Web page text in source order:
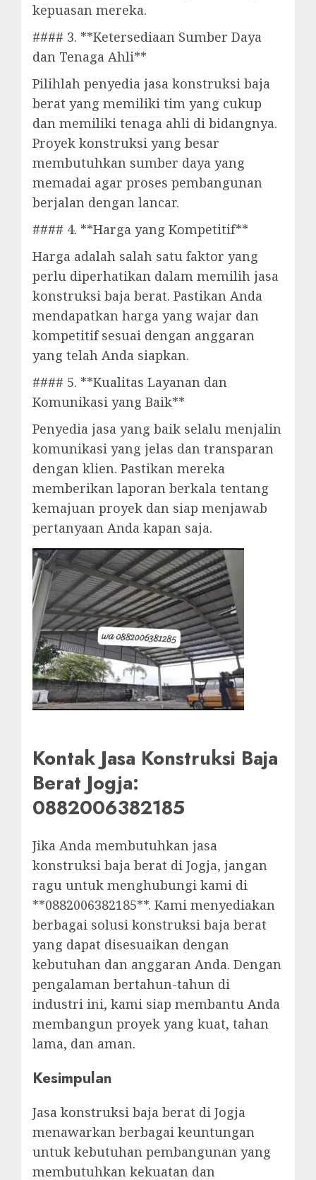
kepuasan mereka.
#### 3. **Ketersediaan Sumber Daya
dan Tenaga Ahli**
Pilihlah penyedia jasa konstruksi baja
berat yang memiliki tim yang cukup
dan memiliki tenaga ahli di bidangnya.
Proyek konstruksi yang besar
membutuhkan sumber daya yang
memadai agar proses pembangunan
berjalan dengan lancar.
#### 4. **Harga yang Kompetitif**
Harga adalah salah satu faktor yang
perlu diperhatikan dalam memilih jasa
konstruksi baja berat. Pastikan Anda
mendapatkan harga yang wajar dan
kompetitif sesuai dengan anggaran
yang telah Anda siapkan.
#### 5. **Kualitas Layanan dan
Komunikasi yang Baik**
Penyedia jasa yang baik selalu menjalin
komunikasi yang jelas dan transparan
dengan klien. Pastikan mereka
memberikan laporan berkala tentang
kemajuan proyek dan siap menjawab
pertanyaan Anda kapan saja.
Kontak Jasa Konstruksi Baja
Berat Jogja:
0882006382185
Jika Anda membutuhkan jasa
konstruksi baja berat di Jogja, jangan
ragu untuk menghubungi kami di
**0882006382185**. Kami menyediakan
berbagai solusi konstruksi baja berat
yang dapat disesuaikan dengan
kebutuhan dan anggaran Anda. Dengan
pengalaman bertahun-tahun di
industri ini, kami siap membantu Anda
membangun proyek yang kuat, tahan
lama, dan aman.
Kesimpulan
Jasa konstruksi baja berat di Jogja
menawarkan berbagai keuntungan
untuk kebutuhan pembangunan yang
membutuhkan kekuatan dan